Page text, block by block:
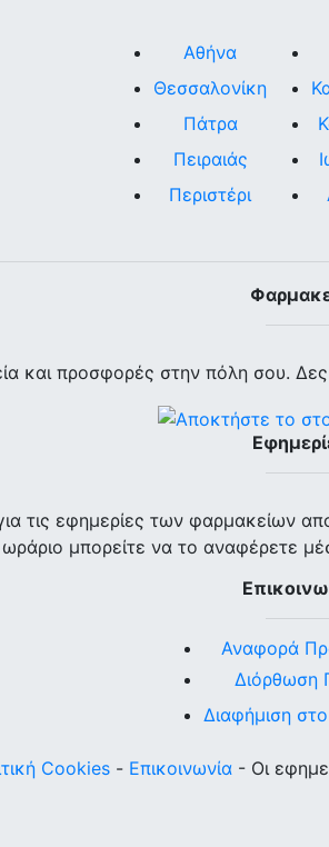
Αθήνα
Θεσσαλονίκη
Πάτρα
Πειραιάς
Περιστέρι
και προσφορές στην πόλη σου.
τις εφημερίες των φαρμακείων
ωράριο μπορείτε να το αναφέρετε
Αναφορά
Διόρθωση
Διαφήμιση
Cookies- Επικοινωνία- Οι